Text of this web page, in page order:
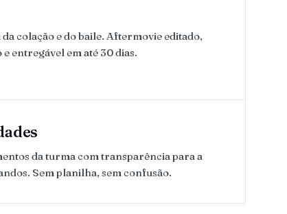
colação e do baile. Aftermovie editado,
entregável em até 30 dias.
da turma com transparência para a
Sem planilha, sem confusão.